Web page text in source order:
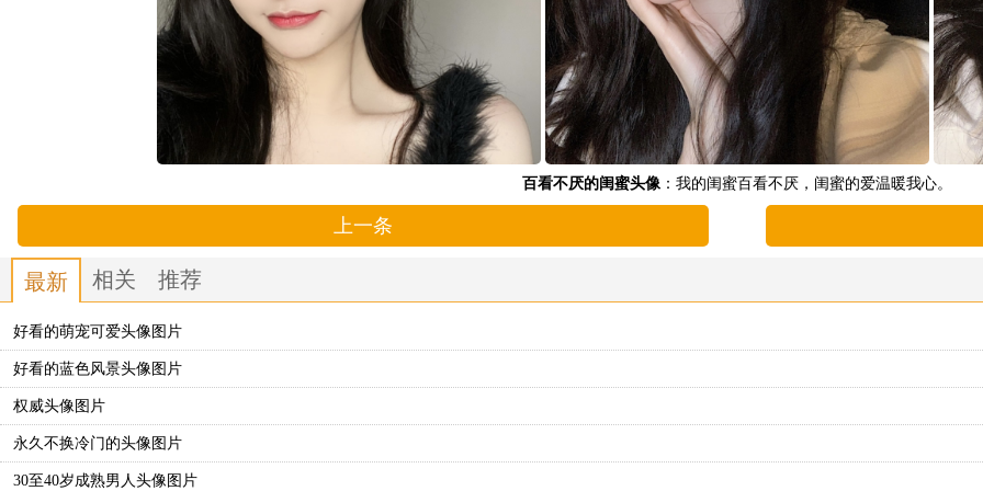
百看不厌的闺蜜头像：我的闺蜜百看不厌，闺蜜的爱温暖我心。
上一条
最新 相关 推荐
好看的萌宠可爱头像图片
好看的蓝色风景头像图片
权威头像图片
永久不换冷门的头像图片
30至40岁成熟男人头像图片